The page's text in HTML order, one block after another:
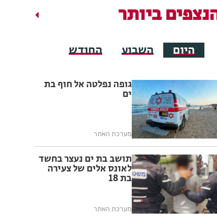
ביותר
היום השבוע החודש
גופה נפלטה אל חוף בת
ים
מערכת האתר
תושב בת ים נעצר בחשד
לאונס אלים של צעירה
בת 18
מערכת האתר